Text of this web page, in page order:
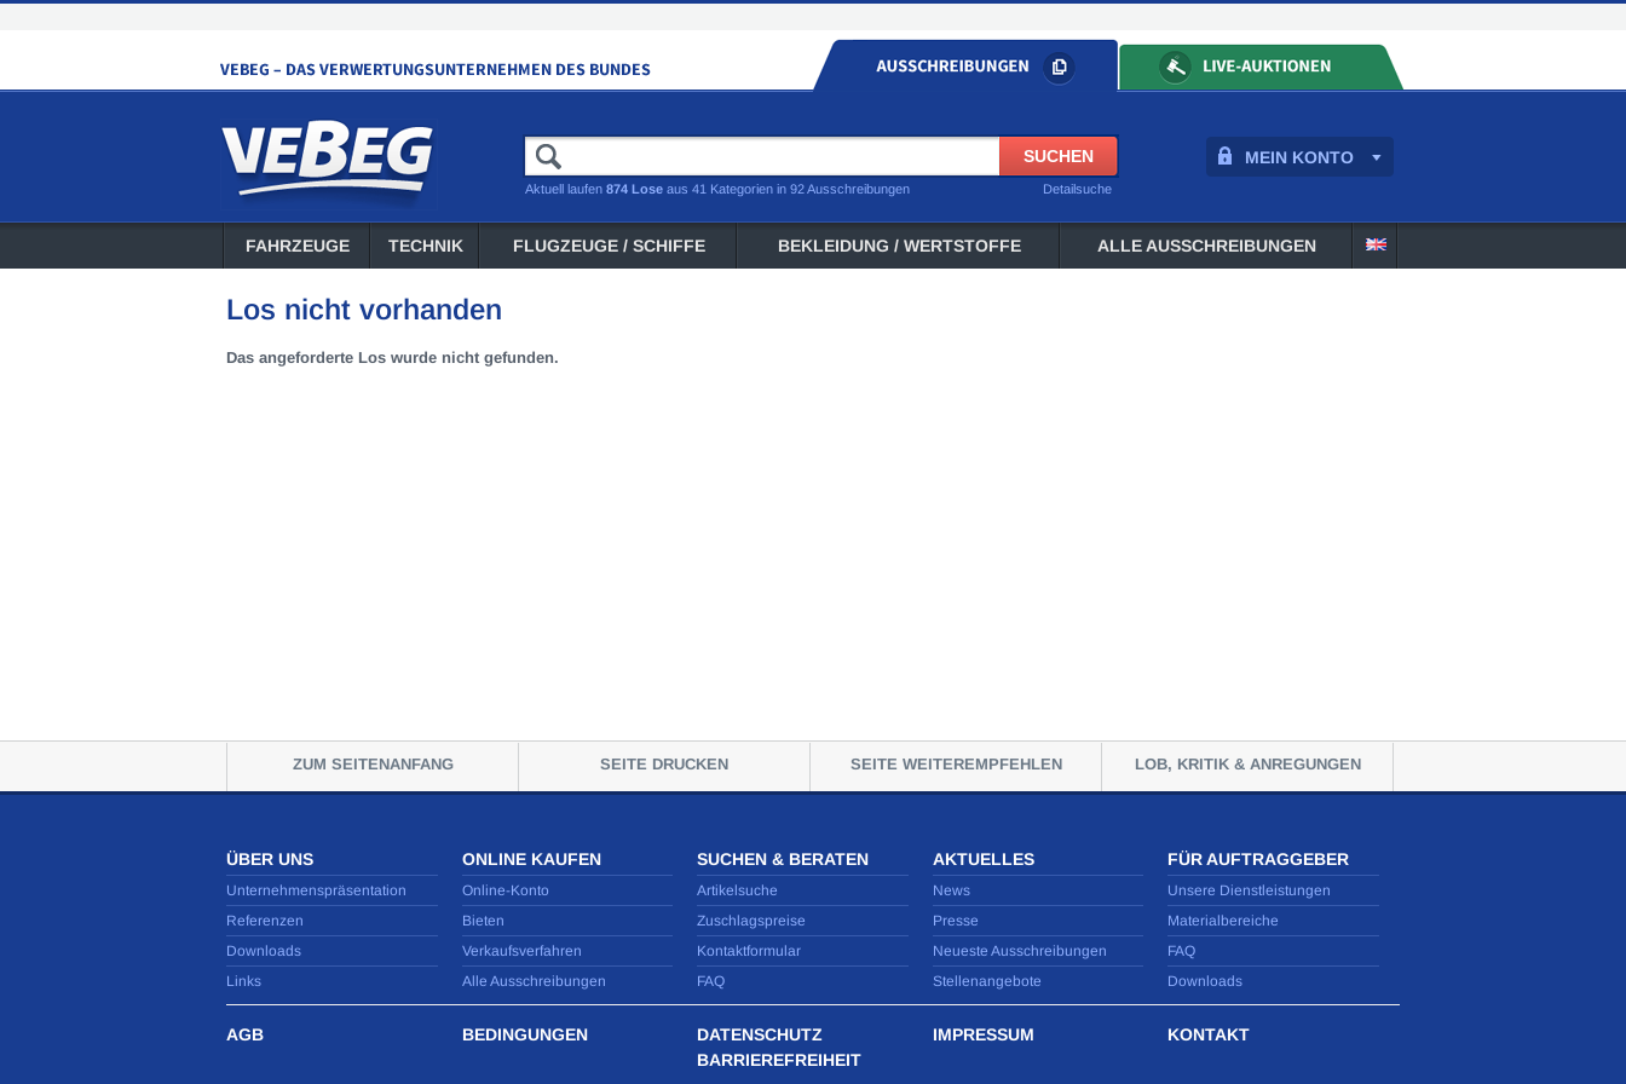
MEIN KONTO
Detailsuche
Aktuell laufen 874 Lose aus 41 Kategorien in 92 Ausschreibungen
FAHRZEUGE TECHNIK FLUGZEUGE / SCHIFFE BEKLEIDUNG / WERTSTOFFE ALLE AUSSCHREIBUNGEN
Los nicht vorhanden
Das angeforderte Los wurde nicht gefunden.
ZUM SEITENANFANG SEITE DRUCKEN SEITE WEITEREMPFEHLEN LOB, KRITIK & ANREGUNGEN
ÜBER UNS
Unternehmenspräsentation
Referenzen
Downloads
Links
ONLINE KAUFEN
Online-Konto
Bieten
Verkaufsverfahren
Alle Ausschreibungen
SUCHEN & BERATEN
Artikelsuche
Zuschlagspreise
Kontaktformular
FAQ
AKTUELLES
News
Presse
Neueste Ausschreibungen
Stellenangebote
FÜR AUFTRAGGEBER
Unsere Dienstleistungen
Materialbereiche
FAQ
Downloads
AGB BEDINGUNGEN
DATENSCHUTZ
BARRIEREFREIHEIT
IMPRESSUM KONTAKT